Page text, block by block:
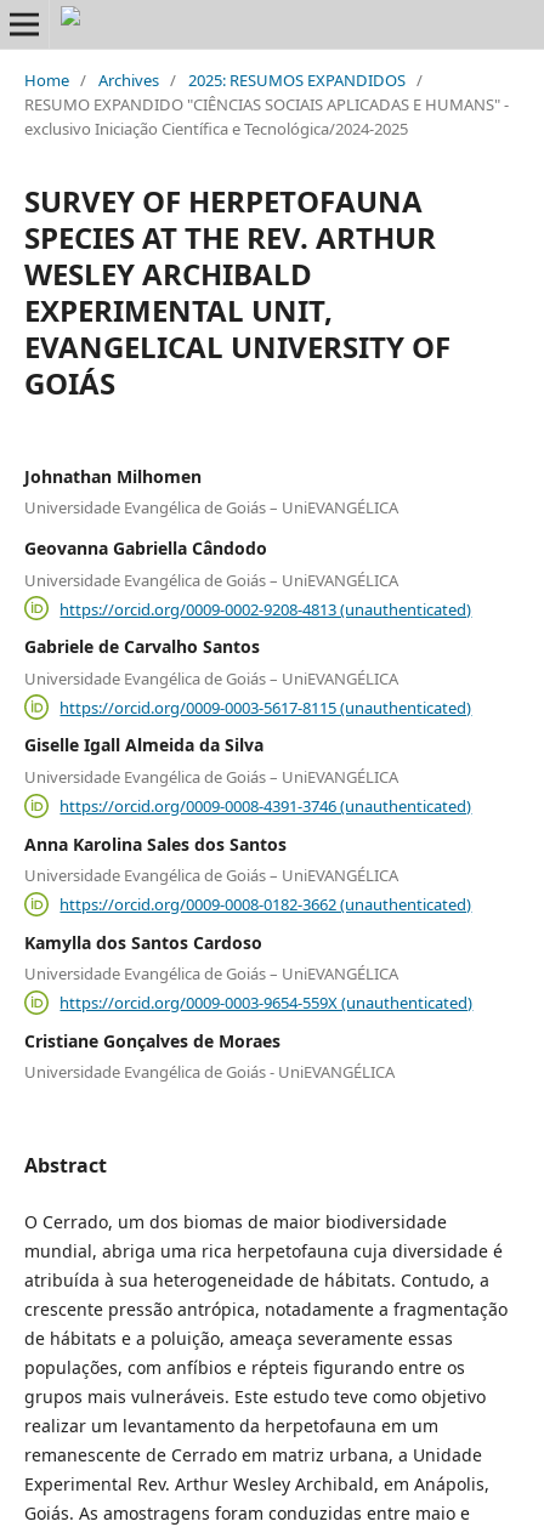
Home / Archives / 2025: RESUMOS EXPANDIDOS /
RESUMO EXPANDIDO "CIÊNCIAS SOCIAIS APLICADAS E HUMANS" -
exclusivo Iniciação Científica e Tecnológica/2024-2025
SURVEY OF HERPETOFAUNA
SPECIES AT THE REV. ARTHUR
WESLEY ARCHIBALD
EXPERIMENTAL UNIT,
EVANGELICAL UNIVERSITY OF
GOIÁS
Johnathan Milhomen
Universidade Evangélica de Goiás – UniEVANGÉLICA
Geovanna Gabriella Cândodo
Universidade Evangélica de Goiás – UniEVANGÉLICA
https://orcid.org/0009-0002-9208-4813 (unauthenticated)
Gabriele de Carvalho Santos
Universidade Evangélica de Goiás – UniEVANGÉLICA
https://orcid.org/0009-0003-5617-8115 (unauthenticated)
Giselle Igall Almeida da Silva
Universidade Evangélica de Goiás – UniEVANGÉLICA
https://orcid.org/0009-0008-4391-3746 (unauthenticated)
Anna Karolina Sales dos Santos
Universidade Evangélica de Goiás – UniEVANGÉLICA
https://orcid.org/0009-0008-0182-3662 (unauthenticated)
Kamylla dos Santos Cardoso
Universidade Evangélica de Goiás – UniEVANGÉLICA
https://orcid.org/0009-0003-9654-559X (unauthenticated)
Cristiane Gonçalves de Moraes
Universidade Evangélica de Goiás - UniEVANGÉLICA
Abstract
O Cerrado, um dos biomas de maior biodiversidade
mundial, abriga uma rica herpetofauna cuja diversidade é
atribuída à sua heterogeneidade de hábitats. Contudo, a
crescente pressão antrópica, notadamente a fragmentação
de hábitats e a poluição, ameaça severamente essas
populações, com anfíbios e répteis figurando entre os
grupos mais vulneráveis. Este estudo teve como objetivo
realizar um levantamento da herpetofauna em um
remanescente de Cerrado em matriz urbana, a Unidade
Experimental Rev. Arthur Wesley Archibald, em Anápolis,
Goiás. As amostragens foram conduzidas entre maio e